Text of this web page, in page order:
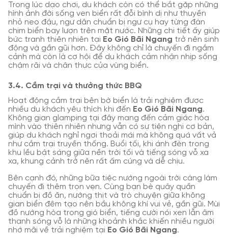
Trong lúc dạo chơi, du khách còn có thể bắt gặp những
hình ảnh đời sống ven biển rất đỗi bình dị như thuyền
nhỏ neo đậu, ngư dân chuẩn bị ngư cụ hay từng đàn
chim biển bay lượn trên mặt nước. Những chi tiết ấy giúp
bức tranh thiên nhiên tại Eo Gió Bãi Ngang trở nên sinh
động và gần gũi hơn. Đây không chỉ là chuyến đi ngắm
cảnh mà còn là cơ hội để du khách cảm nhận nhịp sống
chậm rãi và chân thực của vùng biển.
3.4. Cắm trại và thưởng thức BBQ
Hoạt động cắm trại bên bờ biển là trải nghiệm được
nhiều du khách yêu thích khi đến Eo Gió Bãi Ngang.
Không gian glamping tại đây mang đến cảm giác hòa
mình vào thiên nhiên nhưng vẫn có sự tiện nghi cơ bản,
giúp du khách nghỉ ngơi thoải mái mà không quá vất vả
như cắm trại truyền thống. Buổi tối, khi ánh đèn trong
khu lều bật sáng giữa nền trời tối và tiếng sóng vỗ xa
xa, khung cảnh trở nên rất ấm cúng và dễ chịu.
Bên cạnh đó, những bữa tiệc nướng ngoài trời càng làm
chuyến đi thêm trọn vẹn. Cùng bạn bè quây quần
chuẩn bị đồ ăn, nướng thịt và trò chuyện giữa không
gian biển đêm tạo nên bầu không khí vui vẻ, gần gũi. Mùi
đồ nướng hòa trong gió biển, tiếng cười nói xen lẫn âm
thanh sóng vỗ là những khoảnh khắc khiến nhiều người
nhớ mãi về trải nghiệm tại Eo Gió Bãi Ngang.